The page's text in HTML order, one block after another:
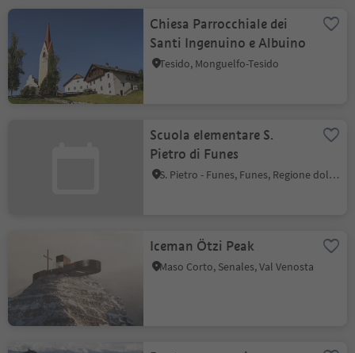
Chiesa Parrocchiale dei
Santi Ingenuino e Albuino
Tesido, Monguelfo-Tesido
Scuola elementare S.
Pietro di Funes
S. Pietro - Funes, Funes, Regione dolomitica Val di Funes
Iceman Ötzi Peak
Maso Corto, Senales, Val Venosta